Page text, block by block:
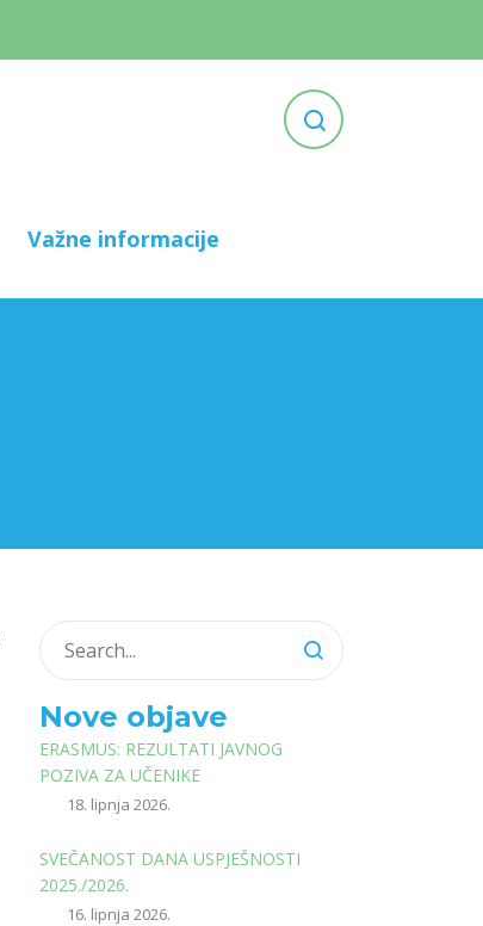
Važne informacije
Nove objave
ERASMUS: REZULTATI JAVNOG
POZIVA ZA UČENIKE
18. lipnja 2026.
SVEČANOST DANA USPJEŠNOSTI
2025./2026.
16. lipnja 2026.